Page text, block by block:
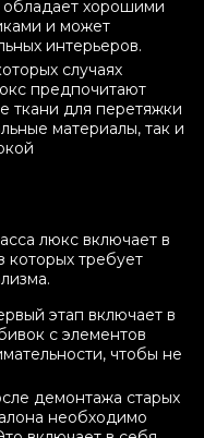
обладает хорошими
и может
интерьеров.
случаях
предпочитают
ткани для перетяжки
материалы, так и
люкс включает в
которых требует
этап включает в
с элементов
чтобы не
демонтажа старых
необходимо